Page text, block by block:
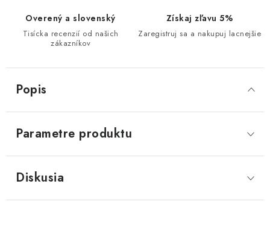
Overený a slovenský
Tisícka recenzií od našich
zákazníkov
Získaj zľavu 5%
Zaregistruj sa a nakupuj lacnejšie
Popis
Parametre produktu
Diskusia